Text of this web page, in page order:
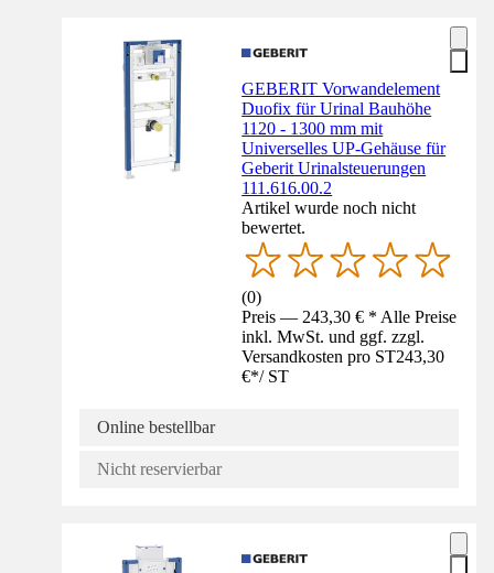
GEBERIT Vorwandelement
Duofix für Urinal Bauhöhe
1120 - 1300 mm mit
Universelles UP-Gehäuse für
Geberit Urinalsteuerungen
111.616.00.2
Artikel wurde noch nicht
bewertet.
(0)
Preis — 243,30 € * Alle Preise
inkl. MwSt. und ggf. zzgl.
Versandkosten pro ST243,30
€*/ ST
Online bestellbar
Nicht reservierbar